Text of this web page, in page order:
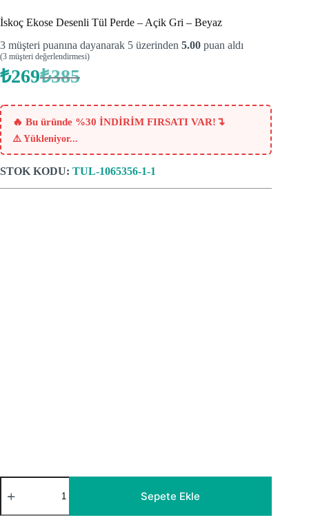
İskoç Ekose Desenli Tül Perde – Açik Gri – Beyaz
3 müşteri puanına dayanarak 5 üzerinden 5.00 puan aldı
(3 müşteri değerlendirmesi)
₺385
Orijinal
₺385.
₺269Şu
fiyat:
₺269.
🔥 Bu üründe %30 İNDİRİM FIRSATI VAR! ↴
⚠️ Yükleniyor...
STOK KODU: TUL-1065356-1-1
İskoç
Ekose
Tül
Sepete Ekle